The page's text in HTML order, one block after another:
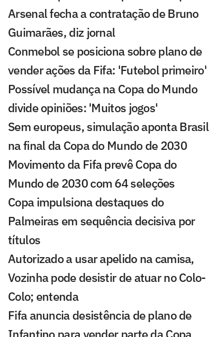
Arsenal fecha a contratação de Bruno
Guimarães, diz jornal
Conmebol se posiciona sobre plano de
vender ações da Fifa: 'Futebol primeiro'
Possível mudança na Copa do Mundo
divide opiniões: 'Muitos jogos'
Sem europeus, simulação aponta Brasil
na final da Copa do Mundo de 2030
Movimento da Fifa prevê Copa do
Mundo de 2030 com 64 seleções
Copa impulsiona destaques do
Palmeiras em sequência decisiva por
títulos
Autorizado a usar apelido na camisa,
Vozinha pode desistir de atuar no Colo-
Colo; entenda
Fifa anuncia desistência de plano de